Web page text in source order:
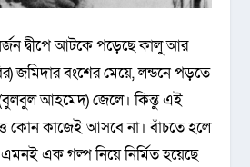
দ্বীপে আটকে পড়েছে কালু আর
জমিদার বংশের মেয়ে, লন্ডনে পড়তে
আহমেদ) জেলে। কিন্তু এই
কোন কাজেই আসবে না। বাঁচতে হলে
এক গল্প নিয়ে নির্মিত হয়েছে